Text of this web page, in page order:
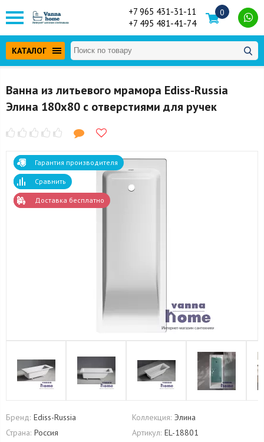
+7 965 431-31-11
+7 495 481-41-74
0
КАТАЛОГ
Ванна из литьевого мрамора Ediss-Russia
Элина 180x80 с отверстиями для ручек
Гарантия производителя
Сравнить
Доставка бесплатно
Бренд: Ediss-Russia Коллекция: Элина
Страна: Россия Артикул: EL-18801